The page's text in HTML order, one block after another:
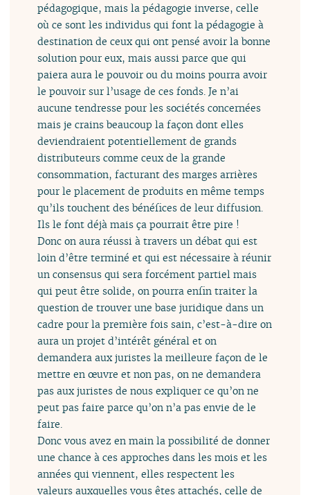
pédagogique, mais la pédagogie inverse, celle
où ce sont les individus qui font la pédagogie à
destination de ceux qui ont pensé avoir la bonne
solution pour eux, mais aussi parce que qui
paiera aura le pouvoir ou du moins pourra avoir
le pouvoir sur l’usage de ces fonds. Je n’ai
aucune tendresse pour les sociétés concernées
mais je crains beaucoup la façon dont elles
deviendraient potentiellement de grands
distributeurs comme ceux de la grande
consommation, facturant des marges arrières
pour le placement de produits en même temps
qu’ils touchent des bénéfices de leur diffusion.
Ils le font déjà mais ça pourrait être pire !
Donc on aura réussi à travers un débat qui est
loin d’être terminé et qui est nécessaire à réunir
un consensus qui sera forcément partiel mais
qui peut être solide, on pourra enfin traiter la
question de trouver une base juridique dans un
cadre pour la première fois sain, c’est-à-dire on
aura un projet d’intérêt général et on
demandera aux juristes la meilleure façon de le
mettre en œuvre et non pas, on ne demandera
pas aux juristes de nous expliquer ce qu’on ne
peut pas faire parce qu’on n’a pas envie de le
faire.
Donc vous avez en main la possibilité de donner
une chance à ces approches dans les mois et les
années qui viennent, elles respectent les
valeurs auxquelles vous êtes attachés, celle de